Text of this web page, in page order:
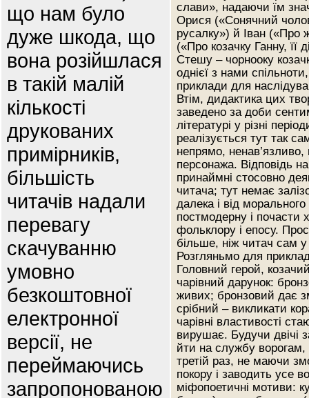
що нам було
дуже шкода, що
вона розійшлася
в такій малій
кількості
друкованих
примірників,
більшість
читачів надали
перевагу
скачуванню
умовно
безкоштовної
електронної
версії, не
переймаючись
запропонованою
слави», надаючи їм
Орися («Сонячний
русалку») й Іван («Про
(«Про козачку Ганну,
Стешу – чорнооку
однієї з нами
приклади для
Втім, дидактика цих
заведено за доби
літературі у різні
реалізується тут так
непрямо, ненав’язливо,
персонажа. Відповідь
принаймні стосовно
читача; тут немає
далека і від
постмодерну і почасти
фольклору і епосу.
більше, ніж читач сам у
Розгляньмо для
Головний герой,
чарівний дарунок:
живих; бронзовий дає
срібний – викликати
чарівні властивості
вирушає. Будучи двічі
йти на службу ворогам,
третій раз, не маючи
покору і заводить усе
міфопоетичні мотиви: